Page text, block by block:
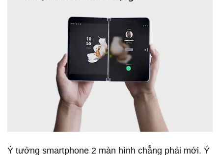
Ý tưởng smartphone 2 màn hình chẳng phải mới. Ý